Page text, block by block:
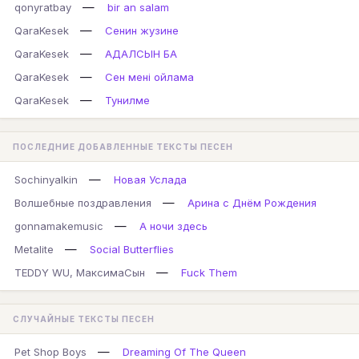
qonyratbay
—
bir an salam
QaraKesek
—
Сенин жузине
QaraKesek
—
АДАЛСЫН БА
QaraKesek
—
Сен мені ойлама
QaraKesek
— Тунилме
ПОСЛЕДНИЕ ДОБАВЛЕННЫЕ ТЕКСТЫ ПЕСЕН
Sochinyalkin —
Новая Услада
Волшебные поздравления
—
Арина с Днём Рождения
gonnamakemusic
—
А ночи здесь
Metalite
—
Social Butterflies
TEDDY WU, МаксимаСын
— Fuck Them
СЛУЧАЙНЫЕ ТЕКСТЫ ПЕСЕН
Pet Shop Boys — Dreaming Of The Queen